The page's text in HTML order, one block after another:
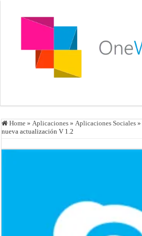
Home » Aplicaciones » Aplicaciones Sociales »
nueva actualización V 1.2